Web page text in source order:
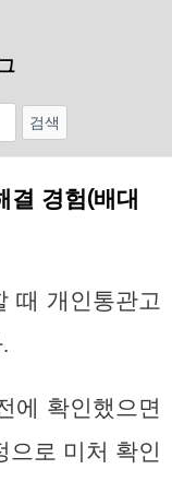
결 경험(배대
때 개인통관고
에 확인했으면
으로 미처 확인